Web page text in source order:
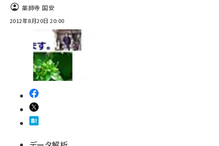
薬師寺 国安
2012年8月20日 20:00